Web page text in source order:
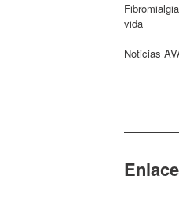
vida
Noticias